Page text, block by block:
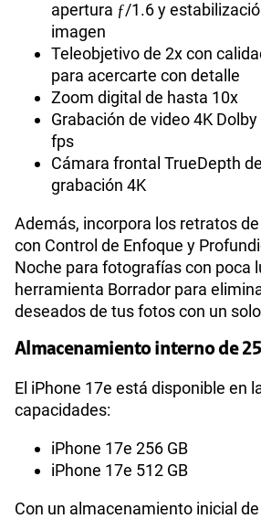
apertura ƒ/1.6 y
imagen
Teleobjetivo de 2x con
para acercarte con detalle
Zoom digital de hasta 10x
Grabación de video 4K
fps
Cámara frontal TrueDepth
grabación 4K
Además, incorpora los retratos
con Control de Enfoque y
Noche para fotografías con poca
herramienta Borrador para
deseados de tus fotos con un
Almacenamiento interno de
El iPhone 17e está disponible en
capacidades:
iPhone 17e 256 GB
iPhone 17e 512 GB
Con un almacenamiento inicial de